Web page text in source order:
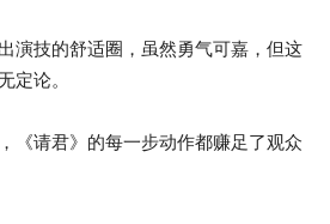
演技的舒适圈，虽然勇气可嘉，但这
定论。
《请君》的每一步动作都赚足了观众